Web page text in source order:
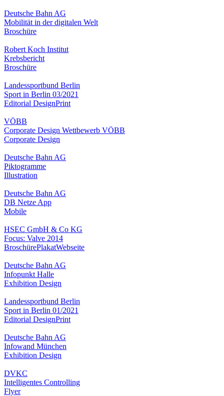
Deutsche Bahn AG
Mobilität in der digitalen Welt
Broschüre
Robert Koch Institut
Krebsbericht
Broschüre
Landessportbund Berlin
Sport in Berlin 03/2021
Editorial DesignPrint
VÖBB
Corporate Design Wettbewerb VÖBB
Corporate Design
Deutsche Bahn AG
Piktogramme
Illustration
Deutsche Bahn AG
DB Netze App
Mobile
HSEC GmbH & Co KG
Focus: Valve 2014
BroschürePlakatWebseite
Deutsche Bahn AG
Infopunkt Halle
Exhibition Design
Landessportbund Berlin
Sport in Berlin 01/2021
Editorial DesignPrint
Deutsche Bahn AG
Infowand München
Exhibition Design
DVKC
Intelligentes Controlling
Flyer